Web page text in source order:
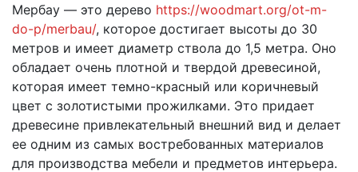
Мербау — это дерево https://woodmart.org/ot-m-
do-p/merbau/, которое достигает высоты до 30
метров и имеет диаметр ствола до 1,5 метра. Оно
обладает очень плотной и твердой древесиной,
которая имеет темно-красный или коричневый
цвет с золотистыми прожилками. Это придает
древесине привлекательный внешний вид и делает
ее одним из самых востребованных материалов
для производства мебели и предметов интерьера.